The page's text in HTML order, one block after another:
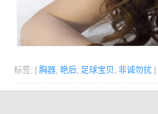
标签: [ 胸器, 艳后, 足球宝贝, 非诚勿扰 ]